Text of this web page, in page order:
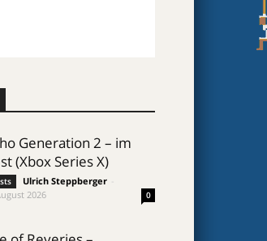
Generation 2 – im
(Xbox Series X)
Ulrich Steppberger
2026
0